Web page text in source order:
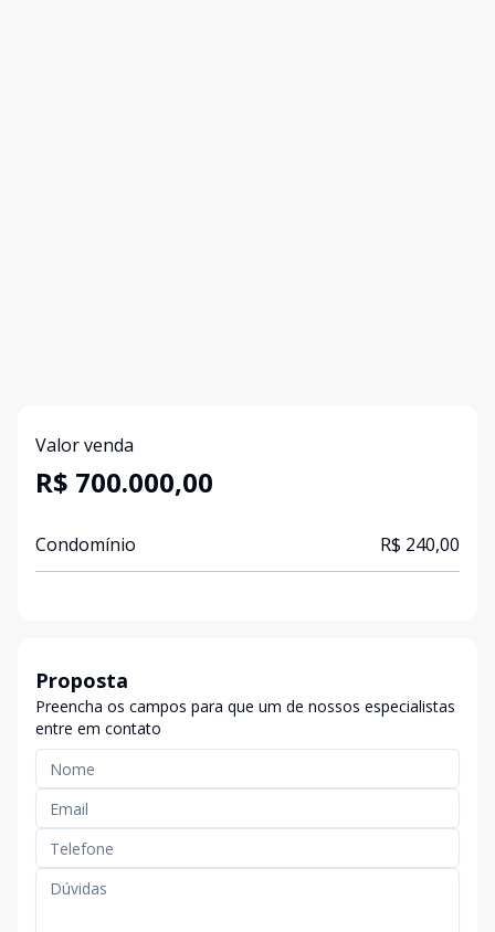
Valor venda
R$ 700.000,00
Condomínio R$ 240,00
Proposta
Preencha os campos para que um de nossos especialistas
entre em contato